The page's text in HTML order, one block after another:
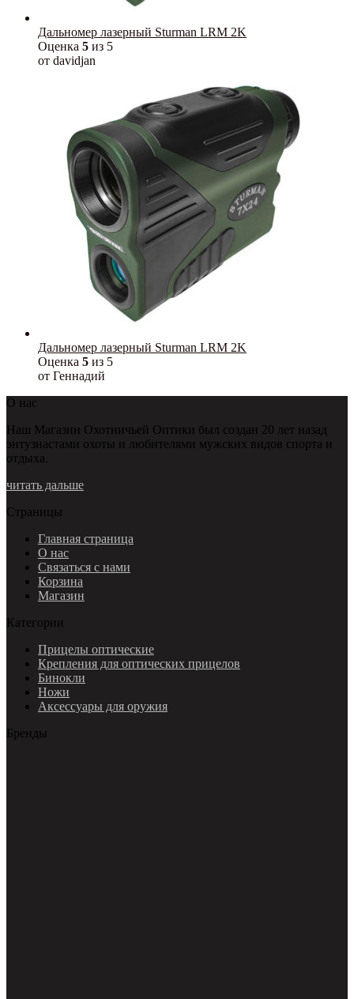
Дальномер лазерный Sturman LRM 2K
Оценка 5 из 5
от davidjan
Дальномер лазерный Sturman LRM 2K
Оценка 5 из 5
от Геннадий
О нас
Наш Магазин Охотничьей Оптики был создан 20 лет назад
энтузиастами охоты и любителями мужских видов спорта и
отдыха.
читать дальше
Страницы
Главная страница
О нас
Связаться с нами
Корзина
Магазин
Категории
Прицелы оптические
Крепления для оптических прицелов
Бинокли
Ножи
Аксессуары для оружия
Бренды